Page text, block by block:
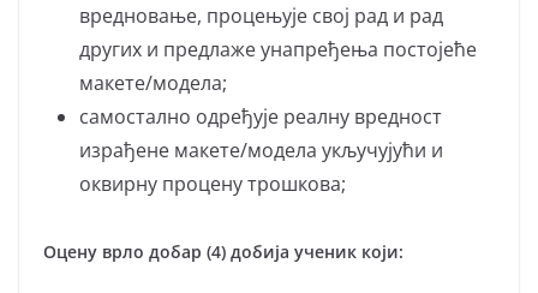
вредновање, процењује свој рад и рад
других и предлаже унапређења постојеће
макете/модела;
самостално одређује реалну вредност
израђене макете/модела укључујући и
оквирну процену трошкова;
Оцену врло добар (4) добија ученик који: